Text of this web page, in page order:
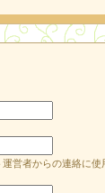
営者からの連絡に使